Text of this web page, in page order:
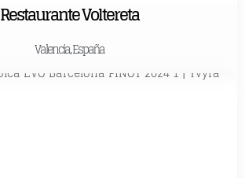
Restaurante Voltereta
Valencia, España